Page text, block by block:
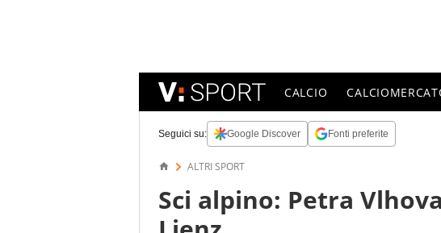
CALCIO
Seguici su: Google Discover Fonti preferite
ALTRI SPORT
Sci alpino: Petra